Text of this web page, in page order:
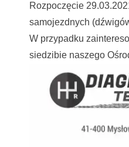
Rozpoczęcie
samojezdnych
W przypadku
siedzibie naszego